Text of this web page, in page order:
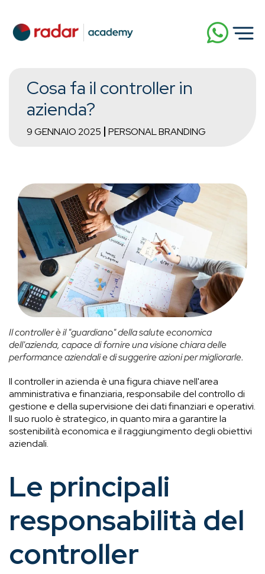
Cosa fa il controller in
azienda?
9 GENNAIO 2025 PERSONAL BRANDING
Il controller è il "guardiano" della salute economica
dell'azienda, capace di fornire una visione chiara delle
performance aziendali e di suggerire azioni per migliorarle.
Il controller in azienda è una figura chiave nell'area
amministrativa e finanziaria, responsabile del controllo di
gestione e della supervisione dei dati finanziari e operativi.
Il suo ruolo è strategico, in quanto mira a garantire la
sostenibilità economica e il raggiungimento degli obiettivi
aziendali.
Le principali
responsabilità del
controller